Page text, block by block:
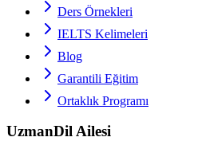
Ders Örnekleri
IELTS Kelimeleri
Blog
Garantili Eğitim
Ortaklık Programı
UzmanDil Ailesi